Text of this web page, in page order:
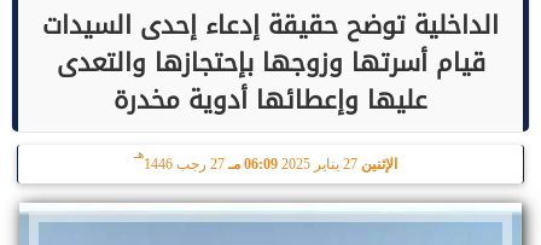
الداخلية توضح حقيقة إدعاء إحدى السيدات
قيام أسرتها وزوجها بإحتجازها والتعدى
عليها وإعطائها أدوية مخدرة
الإثنين 06:09 مـ 27 رجب 1446
هـ